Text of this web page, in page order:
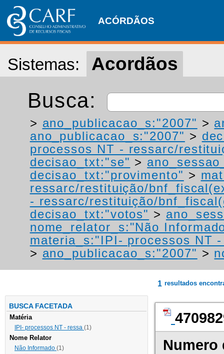
ACÓRDÃOS
Sistemas: Acordãos
Busca:
> ano_publicacao_s:"2007" >
ano_publicacao_s:"2007" >
processos NT - ressarc/
decisao_txt:"se" >
decisao_txt:"provimento" >
ressarc/restituição/
- ressarc/restituição/
decisao_txt:"votos" >
nome_relator_s:"Não
materia_s:"IPI- processos NT
> ano_publicacao_s:"2007" >
BUSCA FACETADA
Matéria
IPI- processos NT - ressa (1)
Nome Relator
Não Informado (1)
1 resultados
Numero